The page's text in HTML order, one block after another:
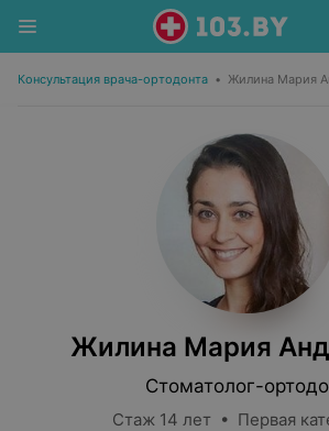
Консультация врача-ортодонта • Жилина Мария
Жилина Мария
Стоматолог-
Стаж 14 лет • Первая